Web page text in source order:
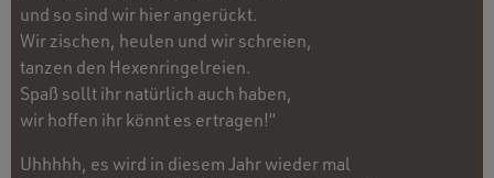
und so sind wir hier angerückt.
Wir zischen, heulen und wir schreien,
tanzen den Hexenringelreien.
Spaß sollt ihr natürlich auch haben,
wir hoffen ihr könnt es ertragen!“
Uhhhhh, es wird in diesem Jahr wieder mal